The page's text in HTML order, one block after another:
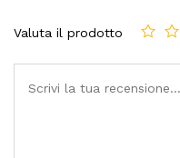
Valuta il prodotto